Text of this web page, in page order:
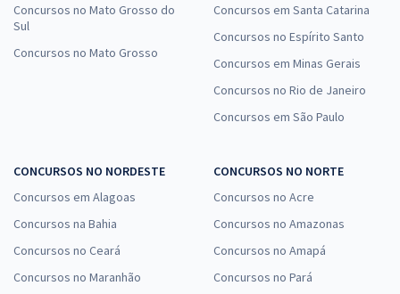
Concursos no Mato Grosso do
Sul
Concursos no Mato Grosso
Concursos em Santa Catarina
Concursos no Espírito Santo
Concursos em Minas Gerais
Concursos no Rio de Janeiro
Concursos em São Paulo
CONCURSOS NO NORDESTE
Concursos em Alagoas
Concursos na Bahia
Concursos no Ceará
Concursos no Maranhão
CONCURSOS NO NORTE
Concursos no Acre
Concursos no Amazonas
Concursos no Amapá
Concursos no Pará